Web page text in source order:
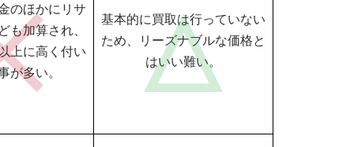
のほかにリサ
も加算され、
上に高く付い
が多い。
基本的に買取は行っていない
ため、リーズナブルな価格と
はいい難い。